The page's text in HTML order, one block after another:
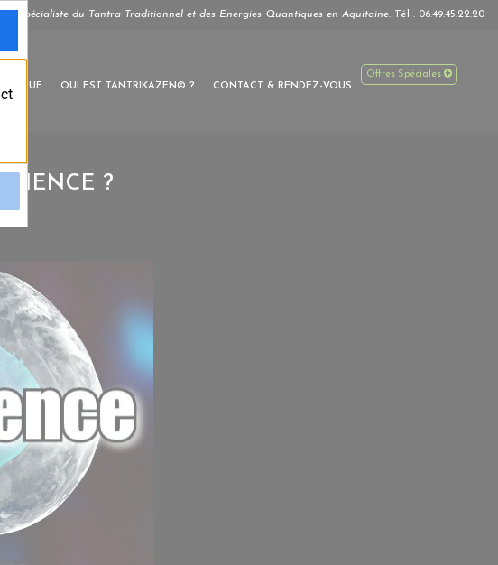
Spécialiste du Tantra Traditionnel et des Energies Quantiques en Aquitaine. Tél : 06.49.45.22.20
Offres Spéciales
QUI EST TANTRIKAZEN© ? CONTACT & RENDEZ-VOUS
?